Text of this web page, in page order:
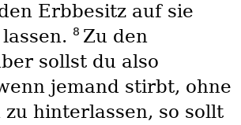
Erbbesitz auf sie
8 Zu den
sollst du also
jemand stirbt, ohne
zu hinterlassen, so sollt